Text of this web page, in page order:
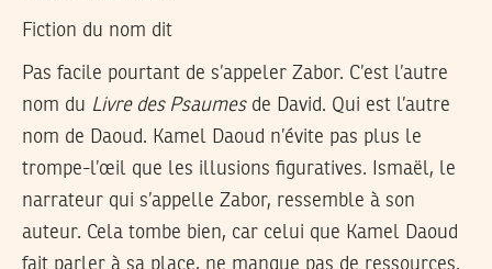
Fiction du nom dit
Pas facile pourtant de s’appeler Zabor. C’est l’autre
nom du Livre des Psaumesde David. Qui est l’autre
nom de Daoud. Kamel Daoud n’évite pas plus le
trompe-l’œil que les illusions figuratives. Ismaël, le
narrateur qui s’appelle Zabor, ressemble à son
auteur. Cela tombe bien, car celui que Kamel Daoud
fait parler à sa place, ne manque pas de ressources.